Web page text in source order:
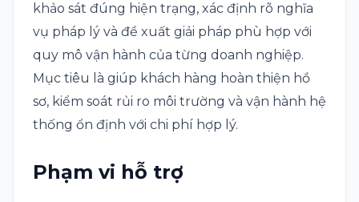
khảo sát đúng hiện trạng, xác định rõ nghĩa
vụ pháp lý và đề xuất giải pháp phù hợp với
quy mô vận hành của từng doanh nghiệp.
Mục tiêu là giúp khách hàng hoàn thiện hồ
sơ, kiểm soát rủi ro môi trường và vận hành hệ
thống ổn định với chi phí hợp lý.
Phạm vi hỗ trợ